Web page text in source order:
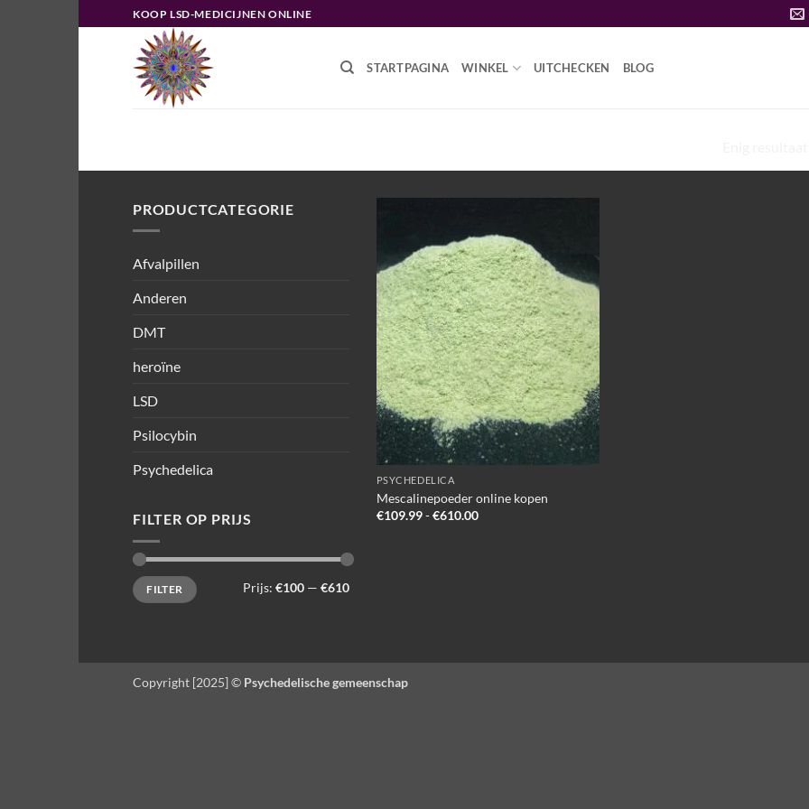
naar
KOOP LSD-MEDICIJNEN ONLINE
STARTPAGINA WINKEL UITCHECKEN BLOG
PRODUCTCATEGORIE
Afvalpillen
Anderen
DMT
heroïne
LSD
Psilocybin
Psychedelica
FILTER OP PRIJS
Min.
prijs
Max.
prijsFILTER Prijs: €100 — €610
wishlist
PSYCHEDELICA
Mescalinepoeder online kopen
€109.99-€610.00Prijsklasse:
Copyright [2025] © Psychedelische gemeenschap